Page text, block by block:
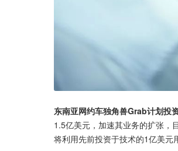
东南亚网约车独角兽Grab计划投
1.5亿美元，加速其业务的扩张，
将利用先前投资于技术的1亿美元